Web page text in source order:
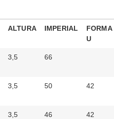
ALTURA IMPERIAL
FORMA
U
3,5 66
3,5 50 42
3,5 46 42